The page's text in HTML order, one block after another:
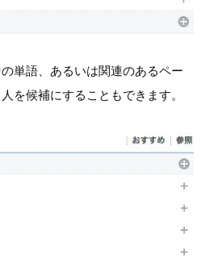
単語、あるいは関連のあるペー
を候補にすることもできます。